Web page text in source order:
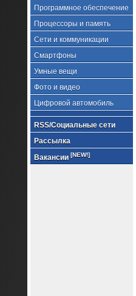
Программное обеспечение
Процессоры и память
Сети и коммуникации
Смартфоны
Умные вещи
Фото и видео
Цифровой автомобиль
RSS/Социальные сети
Рассылка
Вакансии [NEW!]